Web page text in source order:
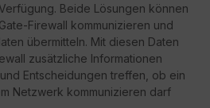
Beide Lösungen können
Firewall kommunizieren und
übermitteln. Mit diesen Daten
zusätzliche Informationen
Entscheidungen treffen, ob ein
Netzwerk kommunizieren darf